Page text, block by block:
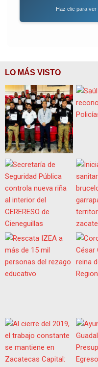
Haz clic para ver
LO MÁS VISTO